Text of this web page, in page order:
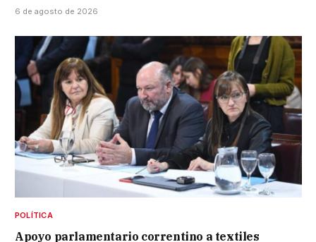
6 de agosto de 2026
POLÍTICA
Apoyo parlamentario correntino a textiles